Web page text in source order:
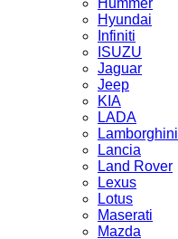
Hummer
Hyundai
Infiniti
ISUZU
Jaguar
Jeep
KIA
LADA
Lamborghini
Lancia
Land Rover
Lexus
Lotus
Maserati
Mazda